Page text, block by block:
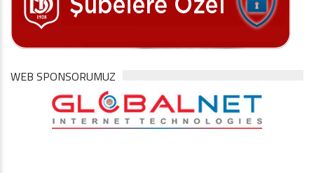
WEB SPONSORUMUZ